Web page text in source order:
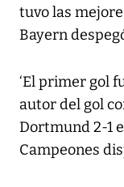
tuvo las
Bayern
‘El primer gol
autor del gol
Dortmund 2-1
Campeones